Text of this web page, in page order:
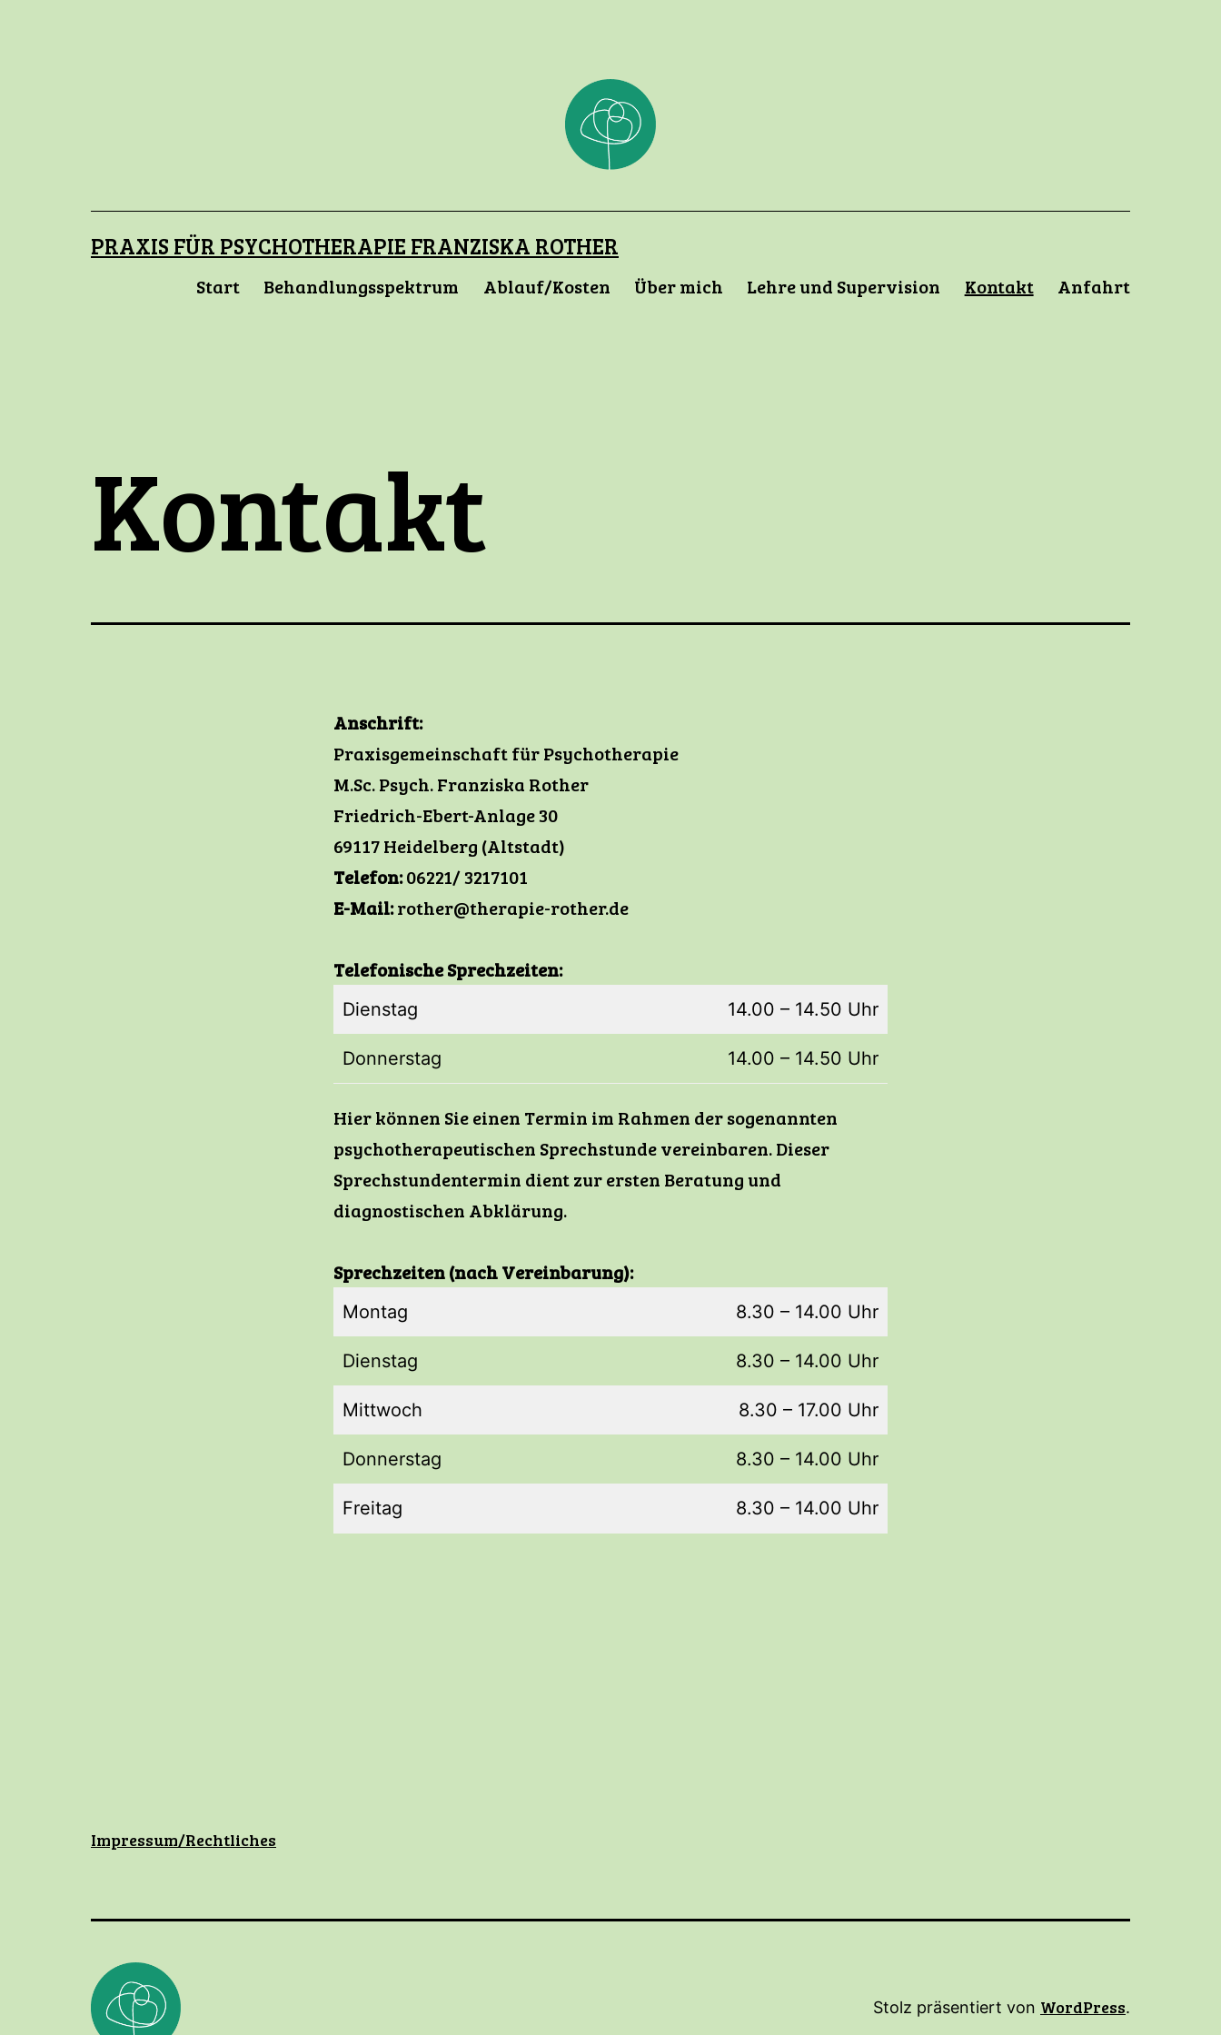
PRAXIS FÜR PSYCHOTHERAPIE FRANZISKA ROTHER
Start Behandlungsspektrum Ablauf/Kosten Über mich Lehre und Supervision Kontakt Anfahrt
Kontakt
Anschrift:
Praxisgemeinschaft für Psychotherapie
M.Sc. Psych. Franziska Rother
Friedrich-Ebert-Anlage 30
69117 Heidelberg (Altstadt)
Telefon:06221/ 3217101
E-Mail:rother@therapie-rother.de
Telefonische Sprechzeiten:
Dienstag 14.00 – 14.50 Uhr
Donnerstag 14.00 – 14.50 Uhr
Hier können Sie einen Termin im Rahmen der sogenannten
psychotherapeutischen Sprechstunde vereinbaren. Dieser
Sprechstundentermin dient zur ersten Beratung und
diagnostischen Abklärung.
Sprechzeiten (nach Vereinbarung):
Montag 8.30 – 14.00 Uhr
Dienstag 8.30 – 14.00 Uhr
Mittwoch 8.30 – 17.00 Uhr
Donnerstag 8.30 – 14.00 Uhr
Freitag 8.30 – 14.00 Uhr
Impressum/Rechtliches
Stolz präsentiert von WordPress.